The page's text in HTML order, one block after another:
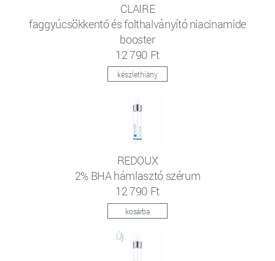
CLAIRE
faggyúcsökkentő és folthalványító niacinamide
booster
12 790 Ft
készlethiány
REDOUX
2% BHA hámlasztó szérum
12 790 Ft
kosárba